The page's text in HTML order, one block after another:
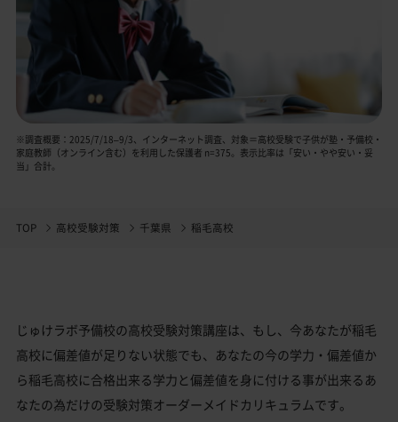
※調査概要：2025/7/18–9/3、インターネット調査、対象＝高校受験で子供が塾・予備校・
家庭教師（オンライン含む）を利用した保護者 n=375。表示比率は「安い・やや安い・妥
当」合計。
TOP 高校受験対策 千葉県 稲毛高校
じゅけラボ予備校の高校受験対策講座は、もし、今あなたが稲毛
高校に偏差値が足りない状態でも、あなたの今の学力・偏差値か
ら稲毛高校に合格出来る学力と偏差値を身に付ける事が出来るあ
なたの為だけの受験対策オーダーメイドカリキュラムです。